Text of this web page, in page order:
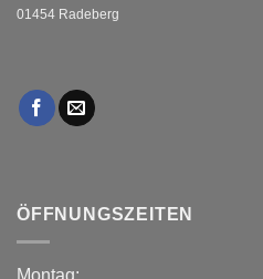
01454 Radeberg
ÖFFNUNGSZEITEN
Montag: